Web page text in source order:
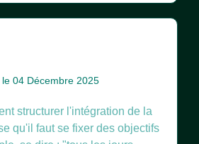
le 04 Décembre 2025
structurer l'intégration de la
qu'il faut se fixer des objectifs